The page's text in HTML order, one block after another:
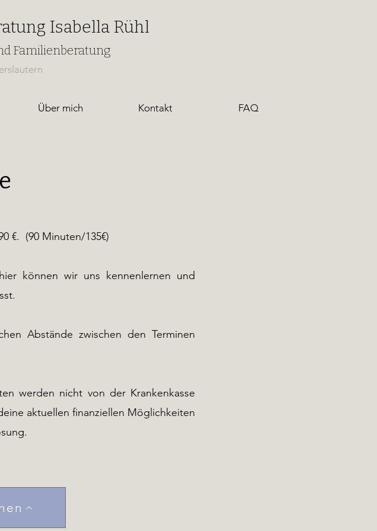
Isabella Rühl
Familienberatung
Über mich Kontakt FAQ
€. (90 Minuten/135€)
können wir uns kennenlernen und
Abstände zwischen den Terminen
werden nicht von der Krankenkasse
aktuellen finanziellen Möglichkeiten